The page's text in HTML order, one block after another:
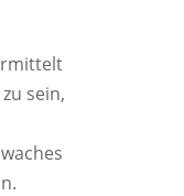
sein,